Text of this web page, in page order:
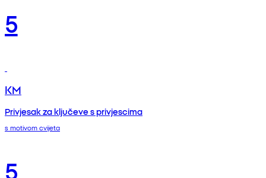
5
KM
Privjesak za ključeve s privjescima
s motivom cvijeta
5